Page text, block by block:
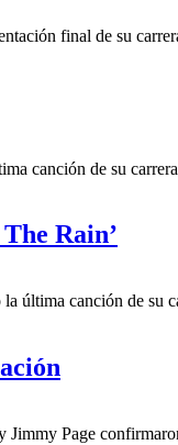
final de su
canción de su
Rain’
última canción de
Page